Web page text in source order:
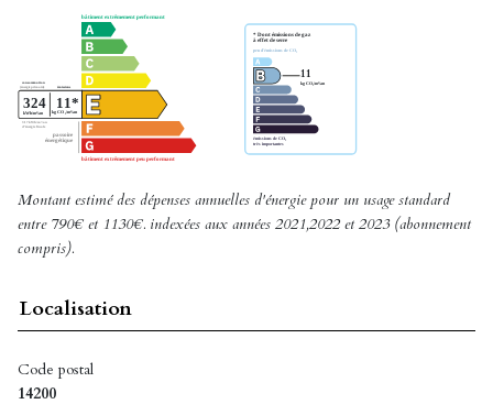
Montant estimé des dépenses annuelles d'énergie pour un usage standard
entre 790€ et 1130€. indexées aux années 2021,2022 et 2023 (abonnement
compris).
Localisation
Code postal
14200